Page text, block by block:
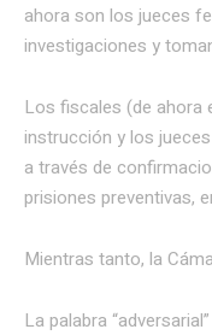
ahora son los jueces
investigaciones y
Los fiscales (de ahora
instrucción y los
a través de
prisiones preventivas,
Mientras tanto, la
La palabra